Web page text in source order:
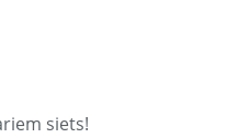
siets!